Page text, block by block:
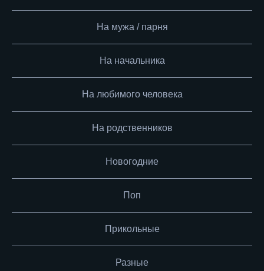
На мужа / парня
На начальника
На любимого человека
На родственников
Новогодние
Поп
Прикольные
Разные